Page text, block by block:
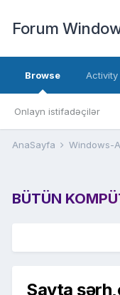
Forum
Browse
Onlayn istifadəçilər
Activity
AnaSayfa Windows-
BÜTÜN
Sayta